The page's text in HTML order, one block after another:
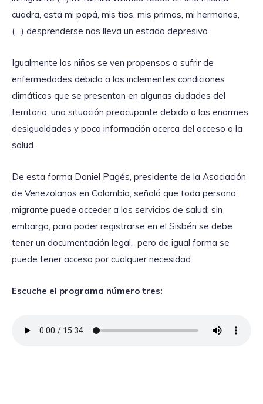
cuadra, está mi papá, mis tíos, mis primos, mi hermanos,
(…) desprenderse nos lleva un estado depresivo”.
Igualmente los niños se ven propensos a sufrir de
enfermedades debido a las inclementes condiciones
climáticas que se presentan en algunas ciudades del
territorio, una situación preocupante debido a las enormes
desigualdades y poca información acerca del acceso a la
salud.
De esta forma Daniel Pagés, presidente de la Asociación
de Venezolanos en Colombia, señaló que toda persona
migrante puede acceder a los servicios de salud; sin
embargo, para poder registrarse en el Sisbén se debe
tener un documentación legal, pero de igual forma se
puede tener acceso por cualquier necesidad.
Escuche el programa número tres: